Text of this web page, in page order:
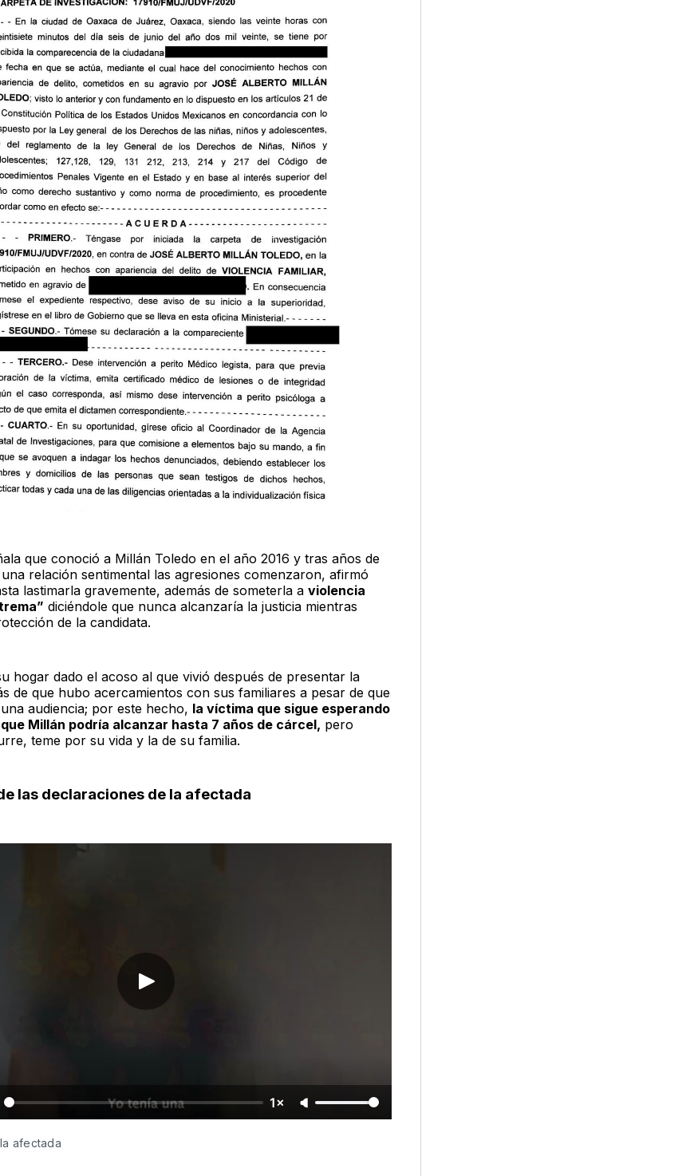
que conoció a Millán Toledo en el año 2016 y tras años de
relación sentimental las agresiones comenzaron, afirmó
lastimarla gravemente, además de someterla a violencia
diciéndole que nunca alcanzaría la justicia mientras
de la candidata.
hogar dado el acoso al que vivió después de presentar la
de que hubo acercamientos con sus familiares a pesar de que
audiencia; por este hecho, la víctima que sigue esperando
Millán podría alcanzar hasta 7 años de cárcel, pero
teme por su vida y la de su familia.
las declaraciones de la afectada
1×
afectada